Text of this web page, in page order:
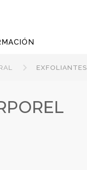
EXFOLIANTES